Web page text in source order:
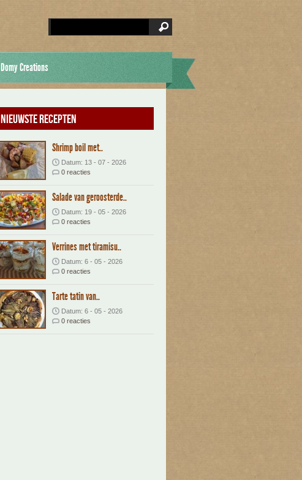
Domy Creations
Nieuwste recepten
Shrimp boil met..
Datum: 13 - 07 - 2026
0 reacties
Salade van geroosterde..
Datum: 19 - 05 - 2026
0 reacties
Verrines met tiramisu..
Datum: 6 - 05 - 2026
0 reacties
Tarte tatin van..
Datum: 6 - 05 - 2026
0 reacties